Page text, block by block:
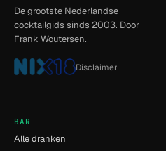
De grootste Nederlandse
cocktailgids sinds 2003. Door
Frank Woutersen.
Disclaimer
BAR
Alle dranken